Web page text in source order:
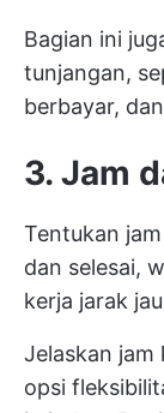
Bagian ini
tunjangan,
berbayar,
3. Jam
Tentukan
dan selesai,
kerja jarak
Jelaskan jam
opsi